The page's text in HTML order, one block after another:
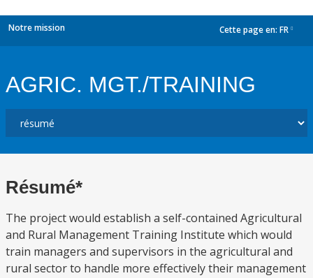
Notre mission Cette page en: FR
AGRIC. MGT./TRAINING
Résumé*
The project would establish a self-contained Agricultural
and Rural Management Training Institute which would
train managers and supervisors in the agricultural and
rural sector to handle more effectively their management